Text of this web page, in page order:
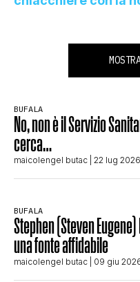
BUFALA
No, non è il Servizio
cerca…
maicolengel butac | 22 lug 2026
BUFALA
Stephen (Steven
una fonte affidabile
maicolengel butac | 09 giu